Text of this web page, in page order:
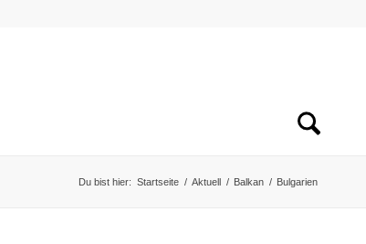
Du bist hier: Startseite / Aktuell / Balkan / Bulgarien